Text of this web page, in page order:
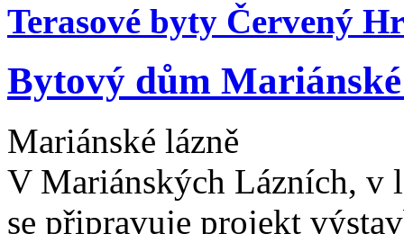
Terasové byty Červený
Bytový dům
Mariánské lázně
V Mariánských Lázních, v
se připravuje projekt